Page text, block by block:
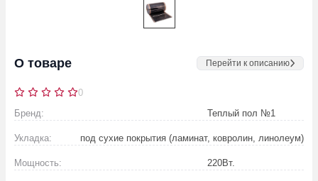
О товаре Перейти к описанию
0
Бренд:
Теплый пол №1
Укладка: под сухие покрытия (ламинат, ковролин, линолеум)
Мощность: 220Вт.